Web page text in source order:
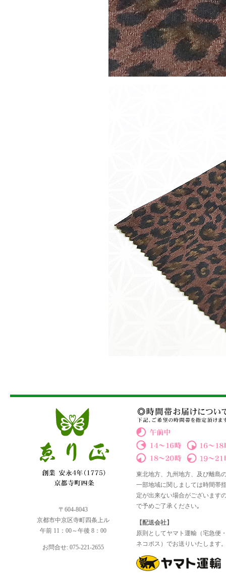
〒604-8043
京都市中京区寺町四条上ル
午前 11：00～午後 8：00
お問合せ: 075-221-2655
東北地方、九州地方、及び離島
一部地域に関しましては時間帯
定が出来ない場合がございます
で予めご了承ください｡
【配送会社】
原則としてヤマト運輸（宅急便
ネコポス）でお送りいたします